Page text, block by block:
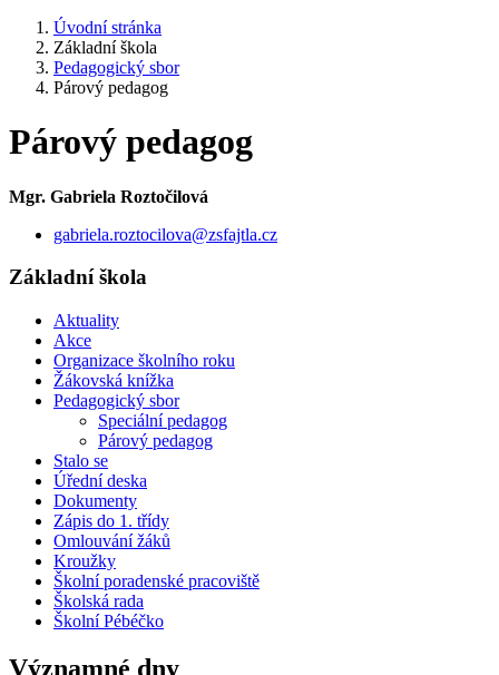
Úvodní stránka
Základní škola
Pedagogický sbor
Párový pedagog
Párový pedagog
Mgr. Gabriela Roztočilová
gabriela.roztocilova@zsfajtla.cz
Základní škola
Aktuality
Akce
Organizace školního roku
Žákovská knížka
Pedagogický sbor
Speciální pedagog
Párový pedagog
Stalo se
Úřední deska
Dokumenty
Zápis do 1. třídy
Omlouvání žáků
Kroužky
Školní poradenské pracoviště
Školská rada
Školní Pébéčko
Významné dny